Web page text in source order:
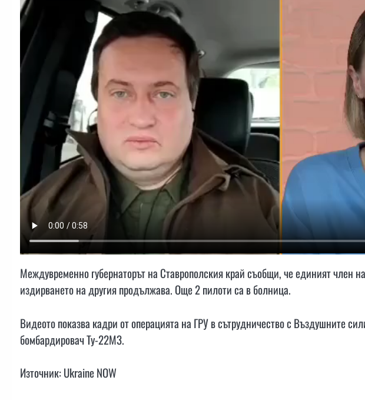
Междувременно губернаторът на Ставрополския край съобщи, че единият член
издирването на другия продължава. Още 2 пилоти са в болница.
Видеото показва кадри от операцията на ГРУ в сътрудничество с Въздушните
бомбардировач Ту-22М3.
Източник: Ukraine NOW